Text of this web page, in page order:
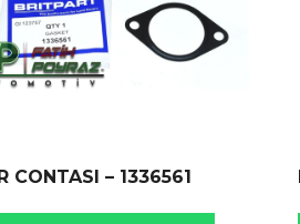
CONTASI – 1336561